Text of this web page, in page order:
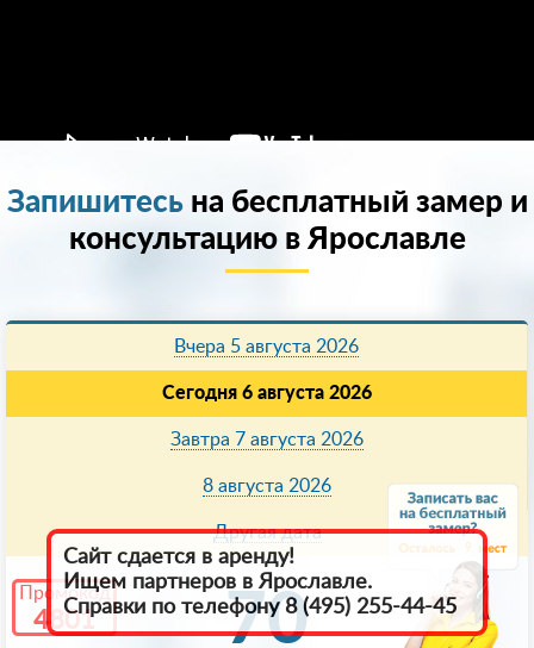
9
Промокод
4801
Запишитесьна бесплатный замер и
консультацию в Ярославле
Вчера 5 августа 2026
Сегодня 6 августа 2026
Завтра 7 августа 2026
8 августа 2026
Другая дата
70
Сайт сдается в аренду!
Ищем партнеров в Ярославле.
Справки по телефону 8 (495) 255-44-45